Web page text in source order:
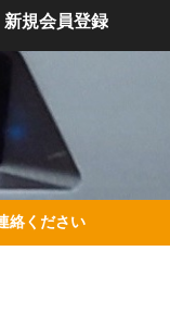
新規会員登録
絡ください